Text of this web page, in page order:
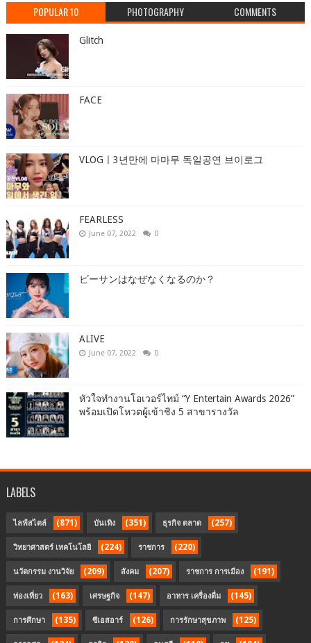
POPULAR 10 PHOTOGRAPHY COMMENTS
Glitch
FACE
VLOGㅣ3년만에 마마무 독일공연 브이로그
FEARLESS
June 07, 2022 0
ビーサンはなぜなくなるのか？
ALIVE
June 07, 2022 0
หัวใจทำงานโอเวอร์ไทม์ “Y Entertain Awards 2026”
พร้อมเปิดโหวตผู้เข้าชิง 5 สาขารางวัล
LABELS
ไลฟ์สไตล์ (871) บันเทิง (351) ธุรกิจ ตลาด (257)
วิทยาศาสตร์ เทคโนโลยี (224) ราชการ (220)
นวัตกรรม งานวิจัย (209) สังคม (207) ราชการ การเมือง (191)
ท่องเที่ยว (163) เศรษฐกิจ (147) อาหาร เครื่องดื่ม (145)
การศึกษา (135) ซีเอสอาร์ (126) การรักษาสุขภาพ (125)